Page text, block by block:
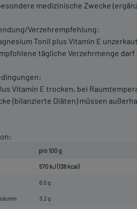
medizinische Zwecke
Verzehrempfehlung:
Tonil plus Vitamin E
tägliche Verzehrmenge
Vitamin E trocken, bei
(bilanzierte Diäten) müssen
pro 100 g
570 kJ (136 kcal)
6,5 g
3,2 g